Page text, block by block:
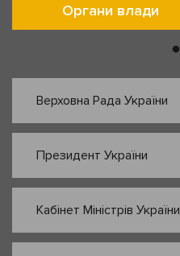
Органи влади
Верховна Рада України
Президент України
Кабінет Міністрів України